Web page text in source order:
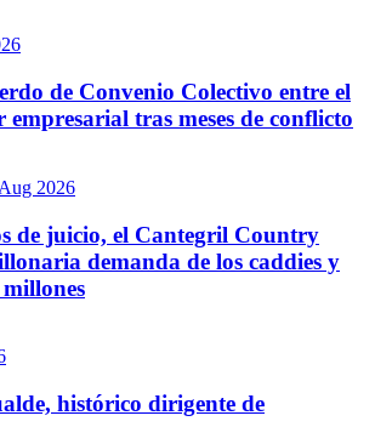
de Convenio Colectivo entre el
empresarial tras meses de conflicto
2026
de juicio, el Cantegril Country
demanda de los caddies y
histórico dirigente de